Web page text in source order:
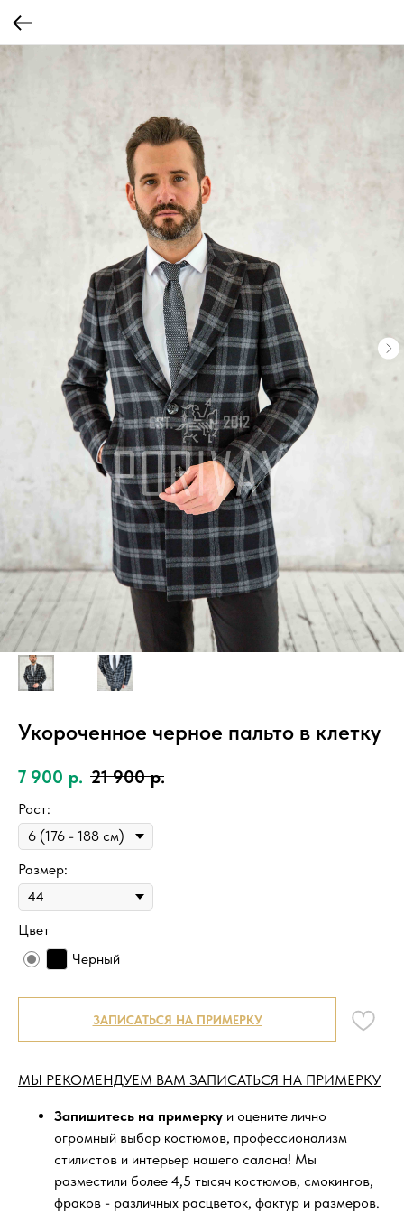
Укороченное черное пальто в клетку
7 900 р. 21 900 р.
Рост:
Размер:
Цвет
Черный
ЗАПИСАТЬСЯ НА ПРИМЕРКУ
МЫ РЕКОМЕНДУЕМ ВАМ ЗАПИСАТЬСЯ НА ПРИМЕРКУ
Запишитесь на примерку и оцените лично
огромный выбор костюмов, профессионализм
стилистов и интерьер нашего салона! Мы
разместили более 4,5 тысяч костюмов, смокингов,
фраков - различных расцветок, фактур и размеров.